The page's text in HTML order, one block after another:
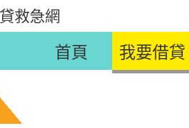
救急網
首頁 我要借貸